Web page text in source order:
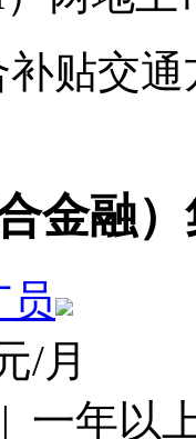
贴交通
金融
/月
一年以